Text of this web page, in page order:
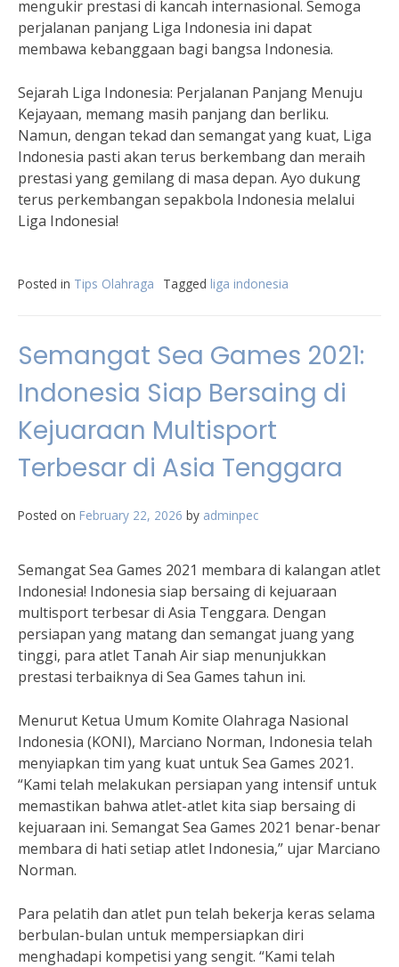
mengukir prestasi di kancah internasional. Semoga
perjalanan panjang Liga Indonesia ini dapat
membawa kebanggaan bagi bangsa Indonesia.
Sejarah Liga Indonesia: Perjalanan Panjang Menuju
Kejayaan, memang masih panjang dan berliku.
Namun, dengan tekad dan semangat yang kuat, Liga
Indonesia pasti akan terus berkembang dan meraih
prestasi yang gemilang di masa depan. Ayo dukung
terus perkembangan sepakbola Indonesia melalui
Liga Indonesia!
Posted in Tips Olahraga Tagged liga indonesia
Semangat Sea Games 2021:
Indonesia Siap Bersaing di
Kejuaraan Multisport
Terbesar di Asia Tenggara
Posted on February 22, 2026 by adminpec
Semangat Sea Games 2021 membara di kalangan atlet
Indonesia! Indonesia siap bersaing di kejuaraan
multisport terbesar di Asia Tenggara. Dengan
persiapan yang matang dan semangat juang yang
tinggi, para atlet Tanah Air siap menunjukkan
prestasi terbaiknya di Sea Games tahun ini.
Menurut Ketua Umum Komite Olahraga Nasional
Indonesia (KONI), Marciano Norman, Indonesia telah
menyiapkan tim yang kuat untuk Sea Games 2021.
“Kami telah melakukan persiapan yang intensif untuk
memastikan bahwa atlet-atlet kita siap bersaing di
kejuaraan ini. Semangat Sea Games 2021 benar-benar
membara di hati setiap atlet Indonesia,” ujar Marciano
Norman.
Para pelatih dan atlet pun telah bekerja keras selama
berbulan-bulan untuk mempersiapkan diri
menghadapi kompetisi yang sengit. “Kami telah